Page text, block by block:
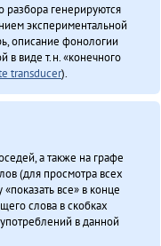
разбора генерируются
экспериментальной
описание фонологии
в виде т.н. «конечного
transducer).
а также на графе
(для просмотра всех
все» в конце
слова в скобках
в данной